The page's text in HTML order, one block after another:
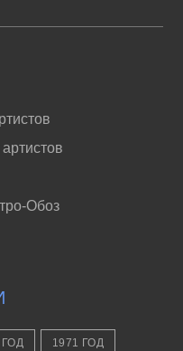
Обоз
ГОД 1971 ГОД